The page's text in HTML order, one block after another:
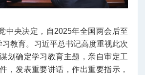
中央决定，自2025年全国两会后至
教育。习近平总书记高度重视此次
划确定学习教育主题，亲自审定工
，发表重要讲话，作出重要指示，